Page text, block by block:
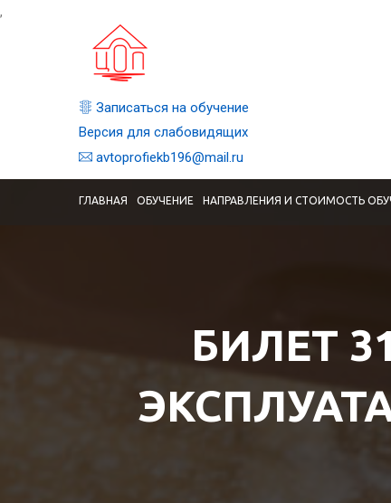
,
Записаться на обучение
Версия для слабовидящих
avtoprofiekb196@mail.ru
ГЛАВНАЯ ОБУЧЕНИЕ НАПРАВЛЕНИЯ И СТОИМОСТЬ
БИЛЕТ